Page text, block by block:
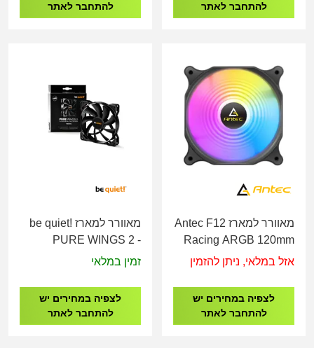
להתחבר לאתר
להתחבר לאתר
מאוורר למארז Antec F12
Racing ARGB 120mm
PWM
אזל במלאי, ניתן להזמין
לצפיה במחירים יש
להתחבר לאתר
מאוורר למארז be quiet!
PURE WINGS 2 -
140MM PWM
זמין במלאי
לצפיה במחירים יש
להתחבר לאתר